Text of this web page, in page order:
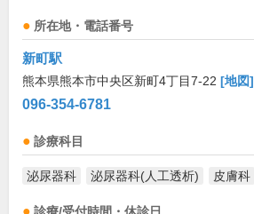
所在地・電話番号
新町駅
熊本県熊本市中央区新町4丁目7-22 [地図]
096-354-6781
診療科目
泌尿器科 泌尿器科(人工透析) 皮膚科